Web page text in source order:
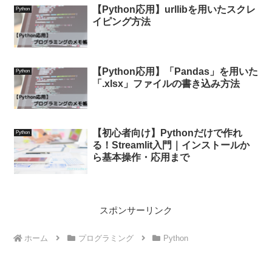
Python
【Python応用】urllibを用いたスクレ
イピング方法
Python
【Python応用】「Pandas」を用いた
「.xlsx」ファイルの書き込み方法
Python
【初心者向け】Pythonだけで作れ
る！Streamlit入門｜インストールか
ら基本操作・応用まで
スポンサーリンク
ホーム プログラミング Python